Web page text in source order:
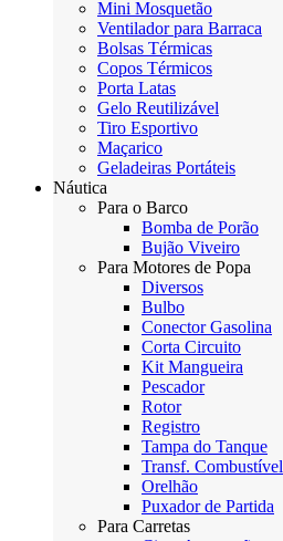
Mini Mosquetão
Ventilador para Barraca
Bolsas Térmicas
Copos Térmicos
Porta Latas
Gelo Reutilizável
Tiro Esportivo
Maçarico
Geladeiras Portáteis
Náutica
Para o Barco
Bomba de Porão
Bujão Viveiro
Para Motores de Popa
Diversos
Bulbo
Conector Gasolina
Corta Circuito
Kit Mangueira
Pescador
Rotor
Registro
Tampa do Tanque
Transf. Combustível
Orelhão
Puxador de Partida
Para Carretas